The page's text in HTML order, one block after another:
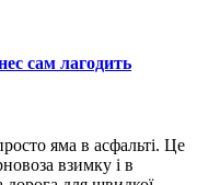
сам лагодить
яма в асфальті. Це
взимку і в